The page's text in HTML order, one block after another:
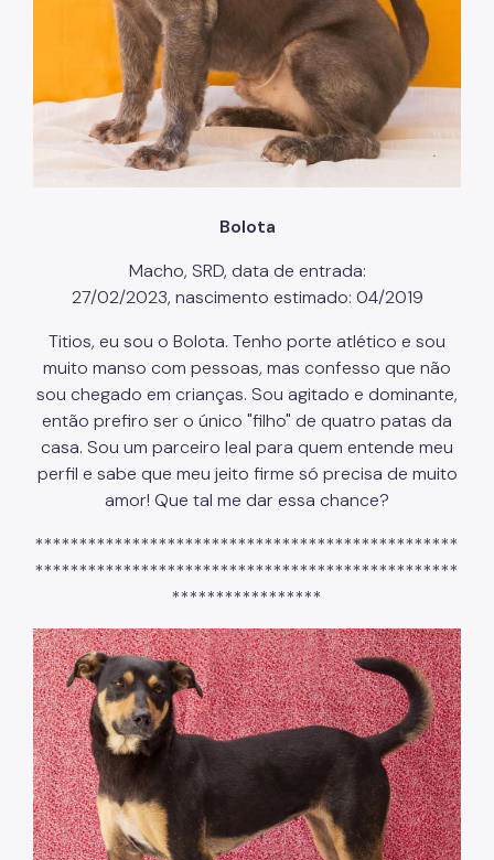
Bolota
Macho, SRD, data de entrada:
27/02/2023, nascimento estimado: 04/2019
Titios, eu sou o Bolota. Tenho porte atlético e sou
muito manso com pessoas, mas confesso que não
sou chegado em crianças. Sou agitado e dominante,
então prefiro ser o único "filho" de quatro patas da
casa. Sou um parceiro leal para quem entende meu
perfil e sabe que meu jeito firme só precisa de muito
amor! Que tal me dar essa chance?
************************************************
************************************************
*****************